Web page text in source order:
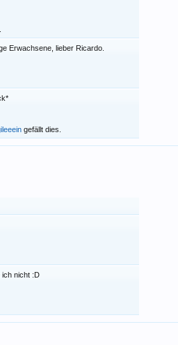
Erwachsene, lieber Ricardo.
gefällt dies.
ich nicht :D